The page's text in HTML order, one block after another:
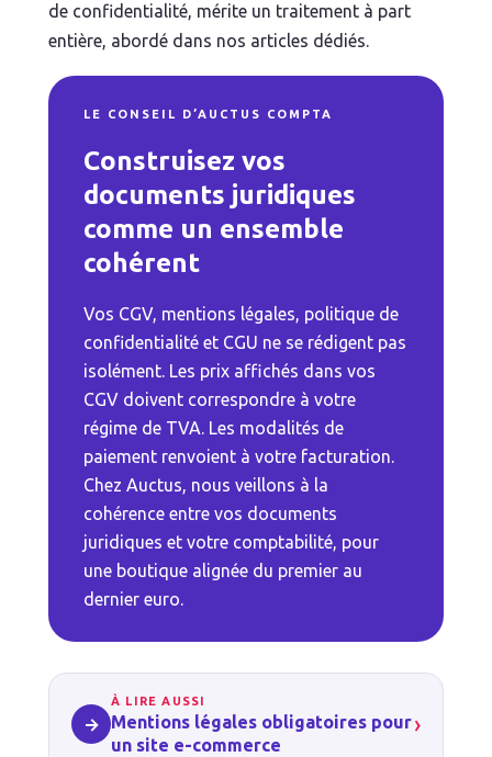
de confidentialité, mérite un traitement à part
entière, abordé dans nos articles dédiés.
LE CONSEIL D’AUCTUS COMPTA
Construisez vos
documents juridiques
comme un ensemble
cohérent
Vos CGV, mentions légales, politique de
confidentialité et CGU ne se rédigent pas
isolément. Les prix affichés dans vos
CGV doivent correspondre à votre
régime de TVA. Les modalités de
paiement renvoient à votre facturation.
Chez Auctus, nous veillons à la
cohérence entre vos documents
juridiques et votre comptabilité, pour
une boutique alignée du premier au
dernier euro.
→
À LIRE AUSSI
Mentions légales obligatoires pour
un site e-commerce
›